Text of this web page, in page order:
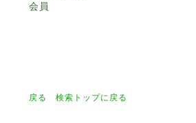
会員
戻る 検索トップに戻る